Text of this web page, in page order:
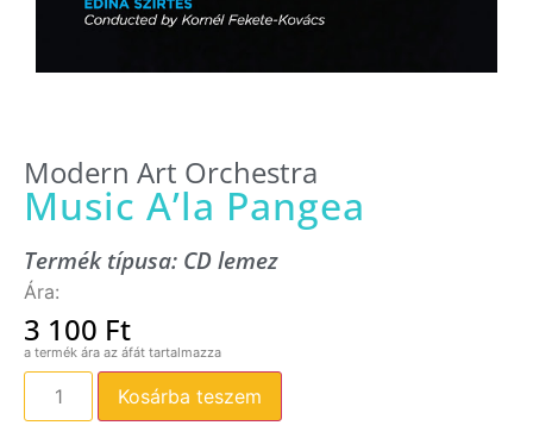
Modern Art Orchestra
Music A’la Pangea
Termék típusa: CD lemez
3 100 Ft
Kosárba teszem